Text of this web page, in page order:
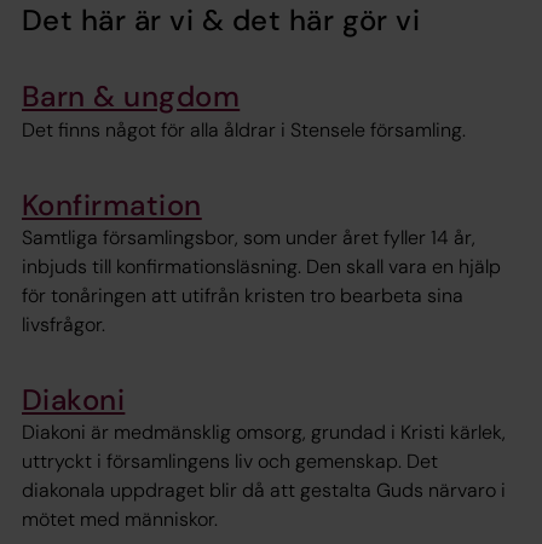
Det här är vi & det här gör vi
Barn & ungdom
Det finns något för alla åldrar i Stensele församling.
Konfirmation
Samtliga församlingsbor, som under året fyller 14 år,
inbjuds till konfirmationsläsning. Den skall vara en hjälp
för tonåringen att utifrån kristen tro bearbeta sina
livsfrågor.
Diakoni
Diakoni är medmänsklig omsorg, grundad i Kristi kärlek,
uttryckt i församlingens liv och gemenskap. Det
diakonala uppdraget blir då att gestalta Guds närvaro i
mötet med människor.